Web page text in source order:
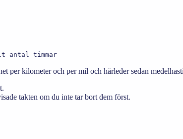
antal timmar
per kilometer och per mil och härleder sedan
takten om du inte tar bort dem först.